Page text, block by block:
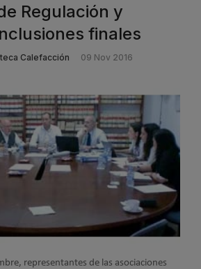
Regulación y
finales
Calefacción 09 Nov 2016
representantes de las asociaciones